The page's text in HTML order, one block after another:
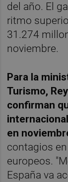
del año. El
ritmo
31.274
noviembre.
Para la
Turismo,
confirman
en
contagios
europeos.
España va